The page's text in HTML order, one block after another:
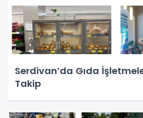
Serdivan’da Gıda
Takip